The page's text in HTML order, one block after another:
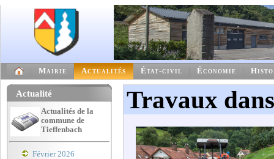
Mairie Actualités État-civil Économie
Actualité
Actualités de la
commune de
Tieffenbach
Février 2026
Travaux